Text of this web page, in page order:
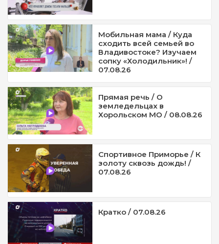
Мобильная мама / Куда
сходить всей семьей во
Владивостоке? Изучаем
сопку «Холодильник»! /
07.08.26
Прямая речь / О
земледельцах в
Хорольском МО / 08.08.26
Спортивное Приморье / К
золоту сквозь дождь! /
07.08.26
Кратко / 07.08.26